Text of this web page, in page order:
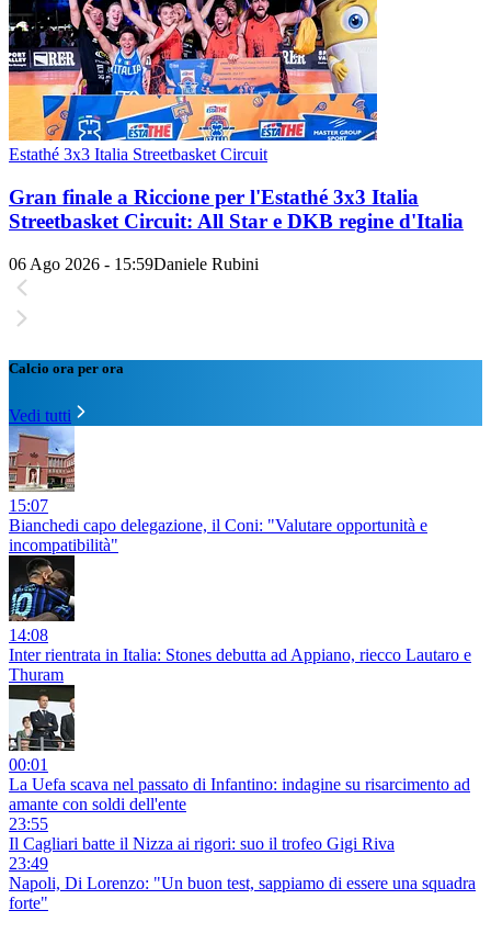
Estathé 3x3 Italia Streetbasket Circuit
Gran finale a Riccione per l'Estathé 3x3 Italia
Streetbasket Circuit: All Star e DKB regine d'Italia
06 Ago 2026 - 15:59Daniele Rubini
Calcio ora per ora
Vedi tutti
15:07
Bianchedi capo delegazione, il Coni: "Valutare opportunità e
incompatibilità"
14:08
Inter rientrata in Italia: Stones debutta ad Appiano, riecco Lautaro e
Thuram
00:01
La Uefa scava nel passato di Infantino: indagine su risarcimento ad
amante con soldi dell'ente
23:55
Il Cagliari batte il Nizza ai rigori: suo il trofeo Gigi Riva
23:49
Napoli, Di Lorenzo: "Un buon test, sappiamo di essere una squadra
forte"